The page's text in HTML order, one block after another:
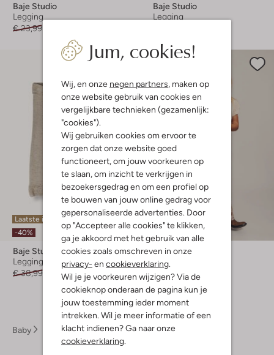
Jum, cookies!
Wij, en onze negen partners , maken op
onze website gebruik van cookies en
vergelijkbare technieken (gezamenlijk:
"cookies").
Wij gebruiken cookies om ervoor te
zorgen dat onze website goed
functioneert, om jouw voorkeuren op
te slaan, om inzicht te verkrijgen in
bezoekersgedrag en om een profiel op
te bouwen van jouw online gedrag voor
gepersonaliseerde advertenties. Door
op "Accepteer alle cookies" te klikken,
ga je akkoord met het gebruik van alle
cookies zoals omschreven in onze
privacy- en cookieverklaring
Wil je je voorkeuren wijzigen? Via de
cookieknop onderaan de pagina kun je
jouw toestemming ieder moment
intrekken. Wil je meer informatie of een
klacht indienen? Ga naar onze
cookieverklaring
Baje Studio
Legging
€ 23,99
Baje Studio
Legging
Laatste item
-40%
Baje Studio
Legging
€ 38,99
€ 22,99
Laatste item
Baje Studio
Flared broek
€ 33,95 € 13,99
Baby Babykleding Broeken Baby